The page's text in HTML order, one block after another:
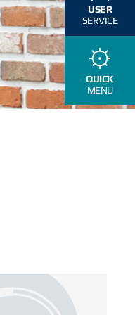
USER
SERVICE
QUICK
MENU